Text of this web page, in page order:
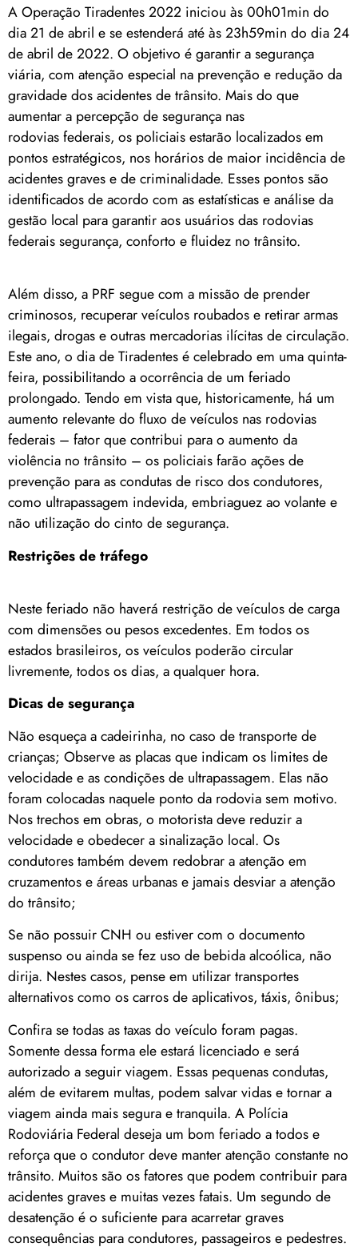
A Operação Tiradentes 2022 iniciou às 00h01min do
dia 21 de abril e se estenderá até às 23h59min do dia 24
de abril de 2022. O objetivo é garantir a segurança
viária, com atenção especial na prevenção e redução da
gravidade dos acidentes de trânsito. Mais do que
aumentar a percepção de segurança nas
rodovias federais, os policiais estarão localizados em
pontos estratégicos, nos horários de maior incidência de
acidentes graves e de criminalidade. Esses pontos são
identificados de acordo com as estatísticas e análise da
gestão local para garantir aos usuários das rodovias
federais segurança, conforto e fluidez no trânsito.
Além disso, a PRF segue com a missão de prender
criminosos, recuperar veículos roubados e retirar armas
ilegais, drogas e outras mercadorias ilícitas de circulação.
Este ano, o dia de Tiradentes é celebrado em uma quinta-
feira, possibilitando a ocorrência de um feriado
prolongado. Tendo em vista que, historicamente, há um
aumento relevante do fluxo de veículos nas rodovias
federais – fator que contribui para o aumento da
violência no trânsito – os policiais farão ações de
prevenção para as condutas de risco dos condutores,
como ultrapassagem indevida, embriaguez ao volante e
não utilização do cinto de segurança.
Restrições de tráfego
Neste feriado não haverá restrição de veículos de carga
com dimensões ou pesos excedentes. Em todos os
estados brasileiros, os veículos poderão circular
livremente, todos os dias, a qualquer hora.
Dicas de segurança
Não esqueça a cadeirinha, no caso de transporte de
crianças; Observe as placas que indicam os limites de
velocidade e as condições de ultrapassagem. Elas não
foram colocadas naquele ponto da rodovia sem motivo.
Nos trechos em obras, o motorista deve reduzir a
velocidade e obedecer a sinalização local. Os
condutores também devem redobrar a atenção em
cruzamentos e áreas urbanas e jamais desviar a atenção
do trânsito;
Se não possuir CNH ou estiver com o documento
suspenso ou ainda se fez uso de bebida alcoólica, não
dirija. Nestes casos, pense em utilizar transportes
alternativos como os carros de aplicativos, táxis, ônibus;
Confira se todas as taxas do veículo foram pagas.
Somente dessa forma ele estará licenciado e será
autorizado a seguir viagem. Essas pequenas condutas,
além de evitarem multas, podem salvar vidas e tornar a
viagem ainda mais segura e tranquila. A Polícia
Rodoviária Federal deseja um bom feriado a todos e
reforça que o condutor deve manter atenção constante no
trânsito. Muitos são os fatores que podem contribuir para
acidentes graves e muitas vezes fatais. Um segundo de
desatenção é o suficiente para acarretar graves
consequências para condutores, passageiros e pedestres.